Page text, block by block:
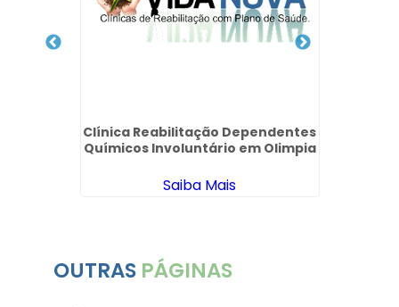
Clínica Reabilitação Dependentes
Químicos Involuntário em Olimpia
Saiba Mais
OUTRAS PÁGINAS